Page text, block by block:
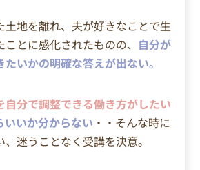
土地を離れ、夫が好きなことで生
とに感化されたものの、 自分が
いかの明確な答えが出ない。
自分で調整できる働き方がしたい
いいか分からない ・・そんな時に
迷うことなく受講を決意。